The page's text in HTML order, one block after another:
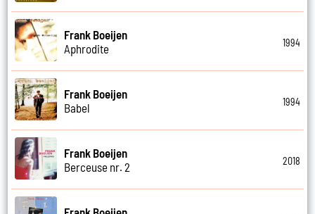
Frank Boeijen
Aphrodite
1994
Frank Boeijen
Babel
1994
Frank Boeijen
Berceuse nr. 2
2018